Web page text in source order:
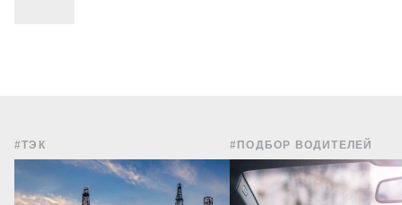
#ТЭК #ПОДБОР ВОДИТЕЛЕЙ